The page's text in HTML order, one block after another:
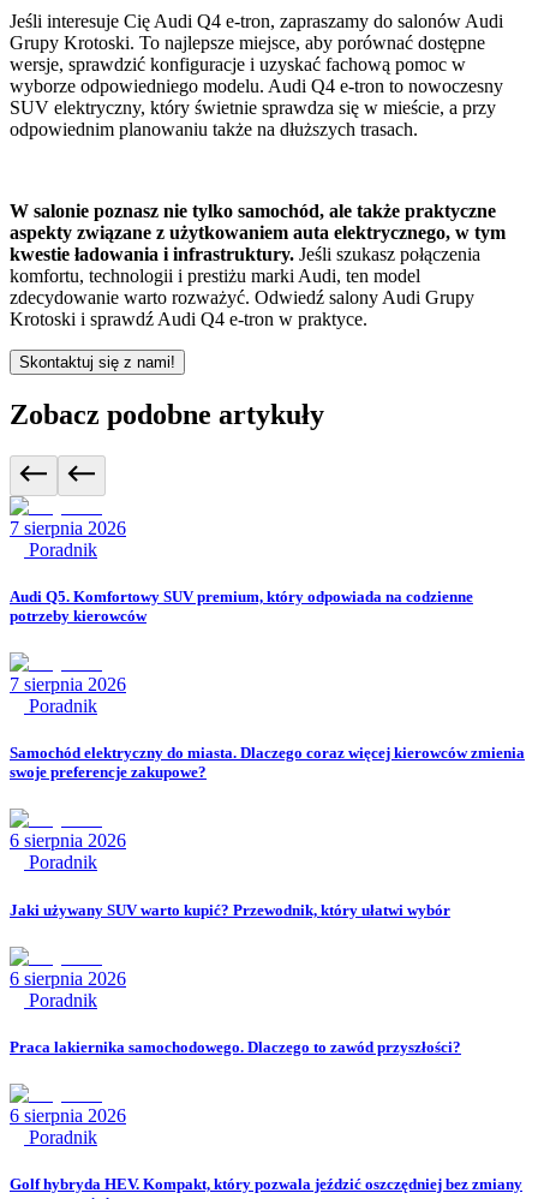
Jeśli interesuje Cię Audi Q4 e-tron, zapraszamy do salonów Audi
Grupy Krotoski. To najlepsze miejsce, aby porównać dostępne
wersje, sprawdzić konfiguracje i uzyskać fachową pomoc w
wyborze odpowiedniego modelu. Audi Q4 e-tron to nowoczesny
SUV elektryczny, który świetnie sprawdza się w mieście, a przy
odpowiednim planowaniu także na dłuższych trasach.
W salonie poznasz nie tylko samochód, ale także praktyczne
aspekty związane z użytkowaniem auta elektrycznego, w tym
kwestie ładowania i infrastruktury. Jeśli szukasz połączenia
komfortu, technologii i prestiżu marki Audi, ten model
zdecydowanie warto rozważyć. Odwiedź salony Audi Grupy
Krotoski i sprawdź Audi Q4 e-tron w praktyce.
Skontaktuj się z nami!
Zobacz podobne artykuły
7 sierpnia 2026
Poradnik
Audi Q5. Komfortowy SUV premium, który odpowiada na codzienne
potrzeby kierowców
7 sierpnia 2026
Poradnik
Samochód elektryczny do miasta. Dlaczego coraz więcej kierowców zmienia
swoje preferencje zakupowe?
6 sierpnia 2026
Poradnik
Jaki używany SUV warto kupić? Przewodnik, który ułatwi wybór
6 sierpnia 2026
Poradnik
Praca lakiernika samochodowego. Dlaczego to zawód przyszłości?
6 sierpnia 2026
Poradnik
Golf hybryda HEV. Kompakt, który pozwala jeździć oszczędniej bez zmiany